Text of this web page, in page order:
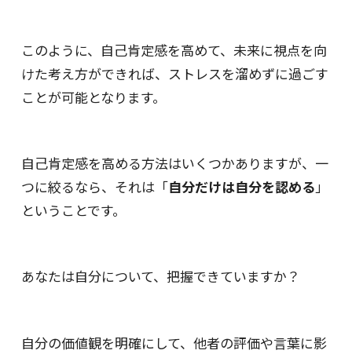
このように、自己肯定感を高めて、未来に視点を向
けた考え方ができれば、ストレスを溜めずに過ごす
ことが可能となります。
自己肯定感を高める方法はいくつかありますが、一
つに絞るなら、それは「自分だけは自分を認める」
ということです。
あなたは自分について、把握できていますか？
自分の価値観を明確にして、他者の評価や言葉に影